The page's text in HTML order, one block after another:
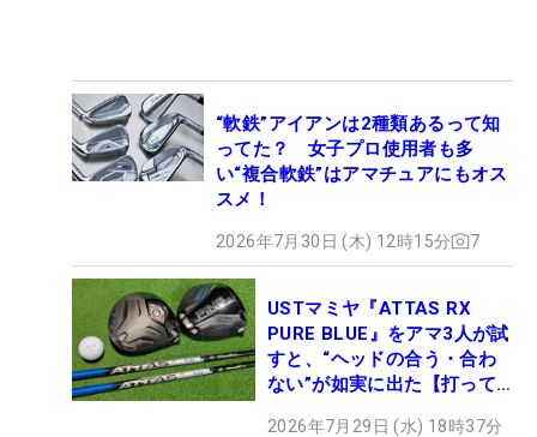
“軟鉄”アイアンは2種類あるって知
ってた？ 女子プロ使用者も多
い“複合軟鉄”はアマチュアにもオス
スメ！
2026年7月30日 (木) 12時15分 7
USTマミヤ『ATTAS RX
PURE BLUE』をアマ3人が試
すと、“ヘッドの合う・合わ
ない”が如実に出た【打って
2026年7月29日 (水) 18時37分